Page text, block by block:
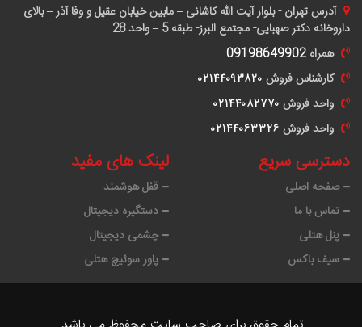
لینک های مفید
قفل هوشمند
دستگیره دیجیتال
چشمی دیجیتال
پاور سوئیچ هتلی
دسترسی سریع
صفحه اصلی
تماس با ما
پنل هتلی
سیف باکس
آدرستهران - بلوار آیت الله کاشانی – مابین خیابان عقیل و وفا آذر – بالای
داروخانه دکتر صهبایی- مجتمع البرز- طبقه 5 – واحد 28
همراه 09198649902
کارشناس فروش ٠٢١۴۴٠٩٣٨٢٠
واحد فروش ٠٢١۴۴٠٨٢٧٧٠
واحد فروش ٠٢١۴۴٠۶٣٣٢۶